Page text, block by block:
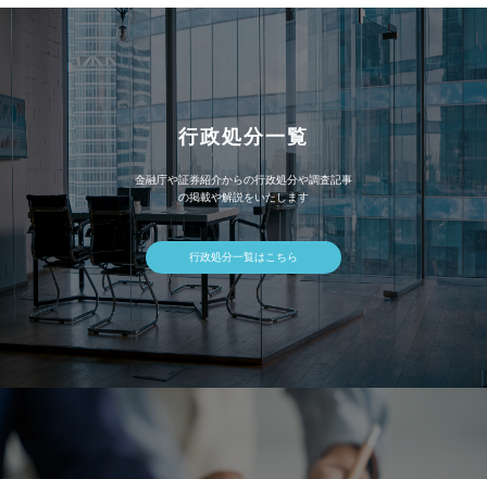
行政処分一覧
金融庁や証券紹介からの行政処分や調査記事
の掲載や解説をいたします
行政処分一覧はこちら